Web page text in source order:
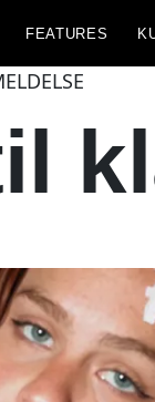
FEATURES